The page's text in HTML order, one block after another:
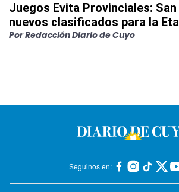
Juegos Evita Provinciales:
nuevos clasificados para la
PorRedacción Diario de Cuyo
Seguinos en: